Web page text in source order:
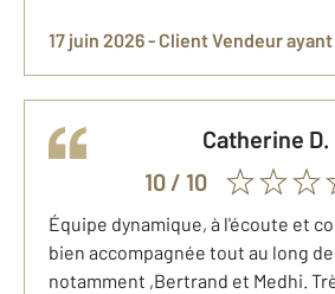
17 juin 2026 - Client Vendeur
Catherine D.
10/ 10
Équipe dynamique, à l'écoute et
bien accompagnée tout au long
notamment ,Bertrand et Medhi.